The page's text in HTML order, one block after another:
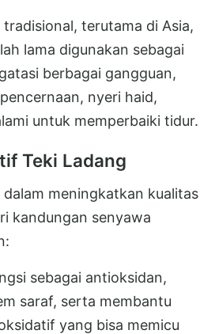
terutama di Asia,
lama digunakan sebagai
berbagai gangguan,
nyeri haid,
untuk memperbaiki tidur.
Teki Ladang
meningkatkan kualitas
kandungan senyawa
sebagai antioksidan,
saraf, serta membantu
yang bisa memicu